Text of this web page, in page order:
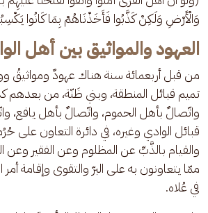
وَالْأَرْضِ وَلَكِنْ كَذَّبُوا فَأَخَذْنَاهُمْ بِمَا كَانُوا
العهود والمواثيق بين أهل
من قبل أربعمائة سنة هناك عهودٌ ومواثيقُ
تميم قبائل المنطقة، وبني ظَنّة، من
واتّصالٌ بأهل الحموم، واتّصالٌ بأهل يافع،
قبائل الوادي وغيره، في دائرة التعاون على
والقيام بالذَّبِّ عن المظلوم وعن الفقير وعن
ممّا يتعاونون به على البرّ والتقوى وإقامة
في عُلاه.